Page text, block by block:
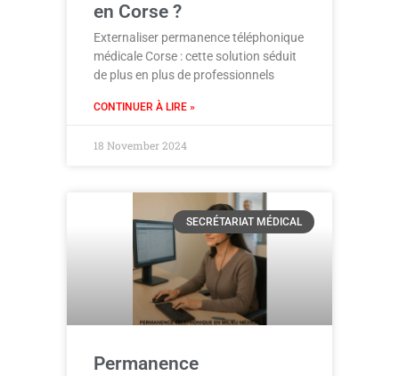
en Corse ?
Externaliser permanence téléphonique
médicale Corse : cette solution séduit
de plus en plus de professionnels
CONTINUER À LIRE »
18 November 2024
SECRÉTARIAT MÉDICAL
Permanence